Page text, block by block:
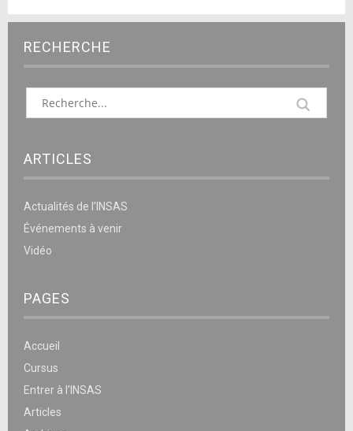
RECHERCHE
ARTICLES
Actualités de l’INSAS
Événements à venir
Vidéo
PAGES
Accueil
Cursus
Entrer à l’INSAS
Articles